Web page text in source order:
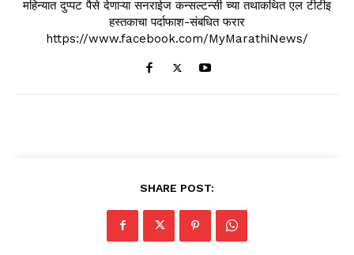
महिन्यात दुप्पट पैसे देणाऱ्या सनराईज कन्सल्टन्सी च्या तथाकथित एल टीटीइ
हस्तकाचा पर्दाफाश-संबधित फरार
https://www.facebook.com/MyMarathiNews/
SHARE POST: